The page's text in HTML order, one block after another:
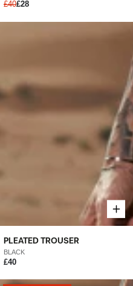
£40£28
PLEATED TROUSER
BLACK
£40